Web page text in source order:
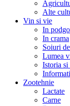
Alte
Vin si vie
In
In crama
Soiuri
Lumea
Istoria
Zootehnie
Lactate
Carne